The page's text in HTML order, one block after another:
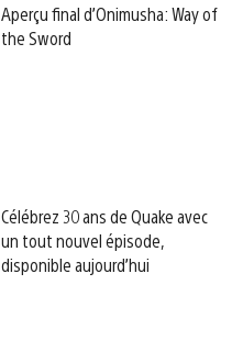
Aperçu final d’Onimusha: Way of
the Sword
Célébrez 30 ans de Quake avec
un tout nouvel épisode,
disponible aujourd’hui